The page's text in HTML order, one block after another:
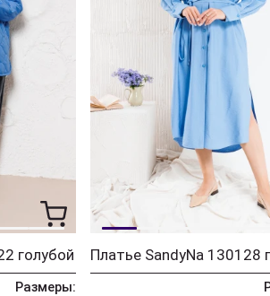
голубой
Размеры:
Платье SandyNa 130128